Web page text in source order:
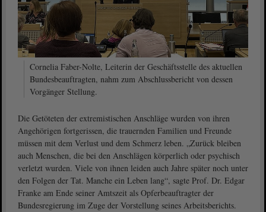
Cornelia Faber-Nolte, Leiterin der Geschäftsstelle des aktuellen
Bundesbeauftragten, nahm zum Abschlussbericht von dessen
Vorgänger Stellung.
Die Getöteten der extremistischen Anschläge wurden von ihren
Angehörigen fortgerissen, die trauernden Familien und Freunde
müssen mit dem Verlust und dem Schmerz leben. „Zurück blei­ben
auch Menschen, die bei den Anschlägen körperlich oder psychisch
verletzt wurden. Viele von ihnen leiden auch Jahre später noch unter
den Folgen der Tat. Manche ein Leben lang“, sagte Prof. Dr. Edgar
Franke am Ende seiner Amtszeit als Opferbeauftragter der
Bundesregierung im Zuge der Vorstellung seines Arbeitsberichts.